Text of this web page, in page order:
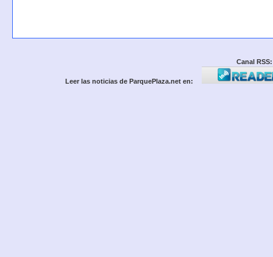
Canal RSS:
Leer las noticias de ParquePlaza.net en: